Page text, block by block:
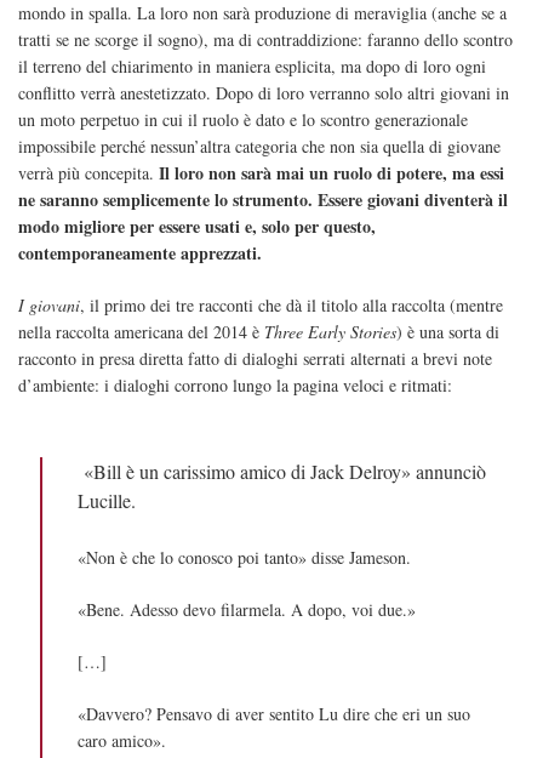
mondo in spalla. La loro non sarà produzione di meraviglia (anche se a
tratti se ne scorge il sogno), ma di contraddizione: faranno dello scontro
il terreno del chiarimento in maniera esplicita, ma dopo di loro ogni
conflitto verrà anestetizzato. Dopo di loro verranno solo altri giovani in
un moto perpetuo in cui il ruolo è dato e lo scontro generazionale
impossibile perché nessun’altra categoria che non sia quella di giovane
verrà più concepita. Il loro non sarà mai un ruolo di potere, ma essi
ne saranno semplicemente lo strumento. Essere giovani diventerà il
modo migliore per essere usati e, solo per questo,
contemporaneamente apprezzati.
I giovani, il primo dei tre racconti che dà il titolo alla raccolta (mentre
nella raccolta americana del 2014 è Three Early Stories) è una sorta di
racconto in presa diretta fatto di dialoghi serrati alternati a brevi note
d’ambiente: i dialoghi corrono lungo la pagina veloci e ritmati:
«Bill è un carissimo amico di Jack Delroy» annunciò
Lucille.
«Non è che lo conosco poi tanto» disse Jameson.
«Bene. Adesso devo filarmela. A dopo, voi due.»
[…]
«Davvero? Pensavo di aver sentito Lu dire che eri un suo
caro amico».